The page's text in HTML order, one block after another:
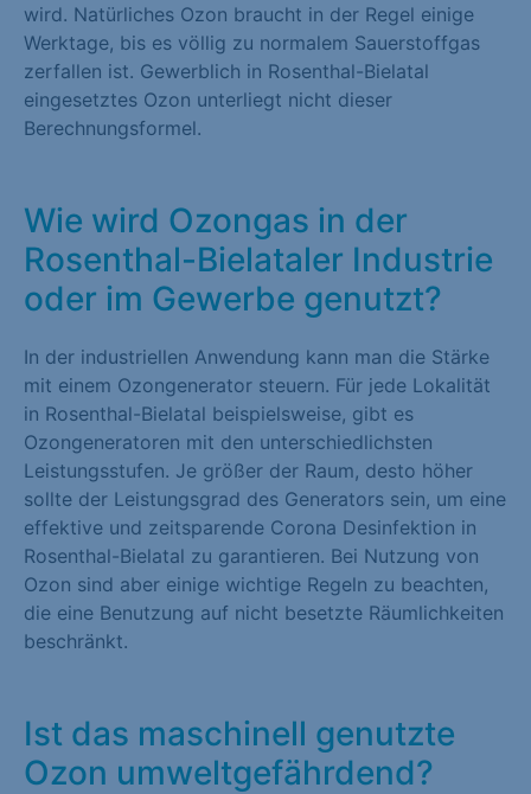
wird. Natürliches Ozon braucht in der Regel einige
Werktage, bis es völlig zu normalem Sauerstoffgas
zerfallen ist. Gewerblich in Rosenthal-Bielatal
eingesetztes Ozon unterliegt nicht dieser
Berechnungsformel.
Wie wird Ozongas in der
Rosenthal-Bielataler Industrie
oder im Gewerbe genutzt?
In der industriellen Anwendung kann man die Stärke
mit einem Ozongenerator steuern. Für jede Lokalität
in Rosenthal-Bielatal beispielsweise, gibt es
Ozongeneratoren mit den unterschiedlichsten
Leistungsstufen. Je größer der Raum, desto höher
sollte der Leistungsgrad des Generators sein, um eine
effektive und zeitsparende Corona Desinfektion in
Rosenthal-Bielatal zu garantieren. Bei Nutzung von
Ozon sind aber einige wichtige Regeln zu beachten,
die eine Benutzung auf nicht besetzte Räumlichkeiten
beschränkt.
Ist das maschinell genutzte
Ozon umweltgefährdend?